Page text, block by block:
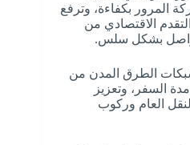
المرور بكفاءة، وترفع
الاقتصادي من
بشكل سلس.
الطرق المدن من
السفر، وتعزيز
العام وركوب